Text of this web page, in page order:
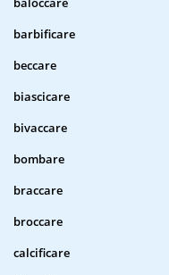
barbificare
beccare
biascicare
bivaccare
bombare
braccare
broccare
calcificare